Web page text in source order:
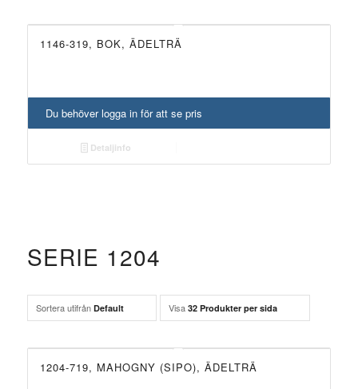
1146-319, BOK, ÄDELTRÄ
Du behöver logga in för att se pris
Detaljinfo
SERIE 1204
Sortera utifrån Default Visa 32 Produkter per sida
1204-719, MAHOGNY (SIPO), ÄDELTRÄ